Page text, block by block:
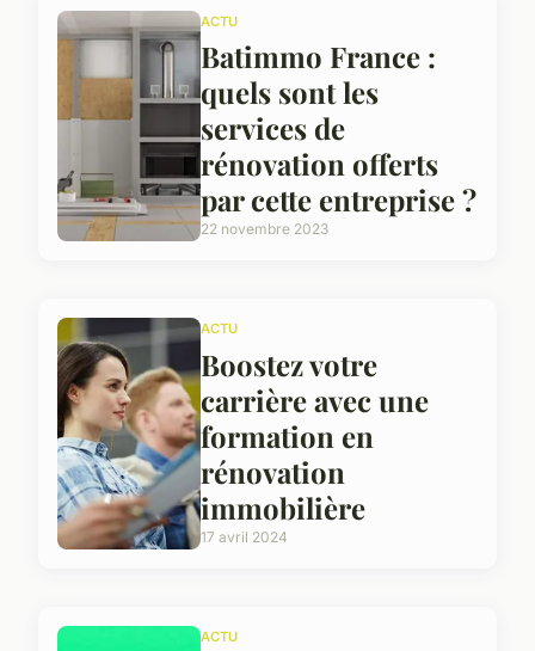
ACTU
Batimmo France :
quels sont les
services de
rénovation offerts
par cette entreprise ?
22 novembre 2023
ACTU
Boostez votre
carrière avec une
formation en
rénovation
immobilière
17 avril 2024
ACTU